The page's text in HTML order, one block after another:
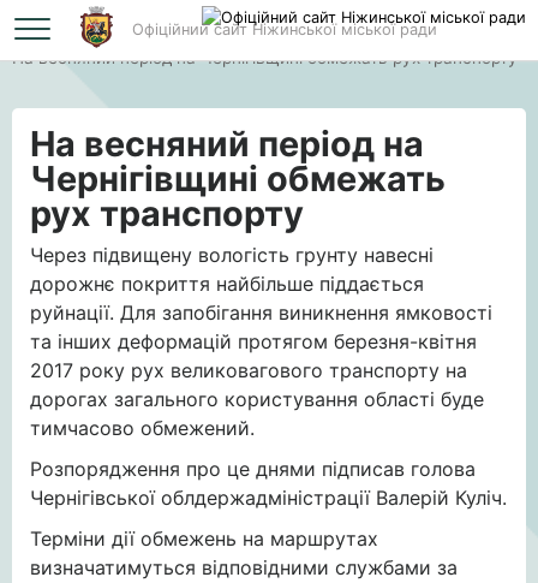
Офіційний сайт Ніжинської міської ради
Головна
На весняний період на Чернігівщині обмежать рух транспорту
На весняний період на
Чернігівщині обмежать
рух транспорту
Через підвищену вологість грунту навесні
дорожнє покриття найбільше піддається
руйнації. Для запобігання виникнення ямковості
та інших деформацій протягом березня-квітня
2017 року рух великовагового транспорту на
дорогах загального користування області буде
тимчасово обмежений.
Розпорядження про це днями підписав голова
Чернігівської облдержадміністрації Валерій Куліч.
Терміни дії обмежень на маршрутах
визначатимуться відповідними службами за